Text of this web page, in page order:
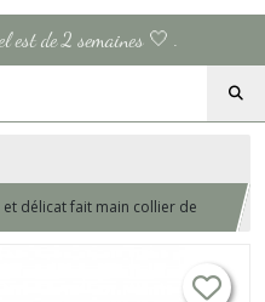
est de 2 semaines 🤍 .
délicat fait main collier de